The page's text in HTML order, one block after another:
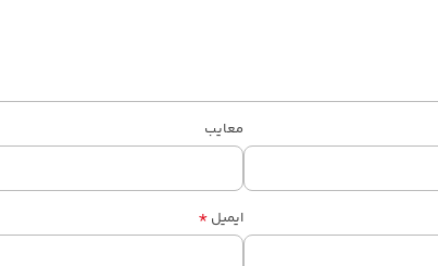
معایب
ایمیل *